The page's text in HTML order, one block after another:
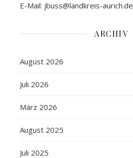
E-Mail: jbuss@landkreis-aurich.de
ARCHIV
August 2026
Juli 2026
März 2026
August 2025
Juli 2025